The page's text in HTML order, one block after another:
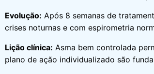
Evolução: Após 8 semanas de
crises noturnas e com espirometria
Lição clínica: Asma bem controlada
plano de ação individualizado são